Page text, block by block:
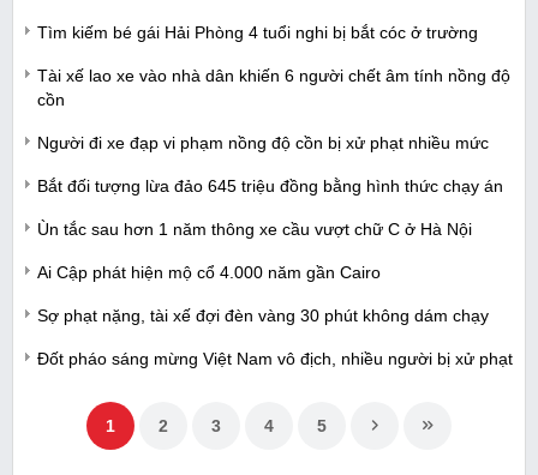
Tìm kiếm bé gái Hải Phòng 4 tuổi nghi bị bắt cóc ở trường
Tài xế lao xe vào nhà dân khiến 6 người chết âm tính nồng độ
cồn
Người đi xe đạp vi phạm nồng độ cồn bị xử phạt nhiều mức
Bắt đối tượng lừa đảo 645 triệu đồng bằng hình thức chạy án
Ùn tắc sau hơn 1 năm thông xe cầu vượt chữ C ở Hà Nội
Ai Cập phát hiện mộ cổ 4.000 năm gần Cairo
Sợ phạt nặng, tài xế đợi đèn vàng 30 phút không dám chạy
Đốt pháo sáng mừng Việt Nam vô địch, nhiều người bị xử phạt
1 2 3 4 5